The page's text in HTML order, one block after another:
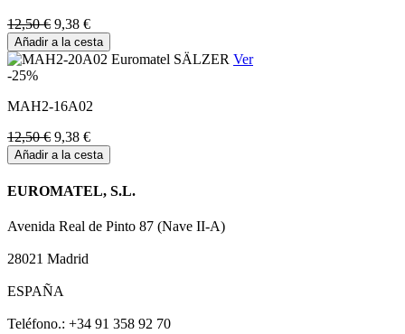
12,50 € 9,38 €
Añadir a la cesta
Ver
-25%
MAH2-16A02
12,50 € 9,38 €
Añadir a la cesta
EUROMATEL, S.L.
Avenida Real de Pinto 87 (Nave II-A)
28021 Madrid
ESPAÑA
Teléfono.: +34 91 358 92 70